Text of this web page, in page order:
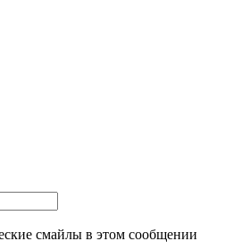
смайлы в этом сообщении